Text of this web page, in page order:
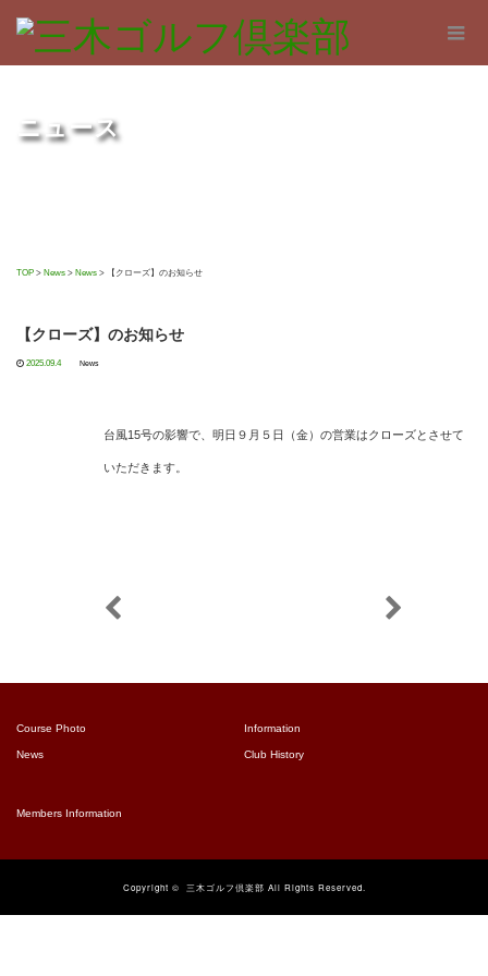
ニュース
TOP > News > News > 【クローズ】のお知らせ
【クローズ】のお知らせ
2025.09.4 News
台風15号の影響で、明日９月５日（金）の営業はクローズとさせて
いただきます。
Course Photo
News
Information
Club History
Members Information
Copyright © 三木ゴルフ倶楽部 All Rights Reserved.